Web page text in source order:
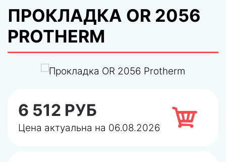
ПРОКЛАДКА OR 2056
PROTHERM
6 512 РУБ
Цена актуальна на 06.08.2026